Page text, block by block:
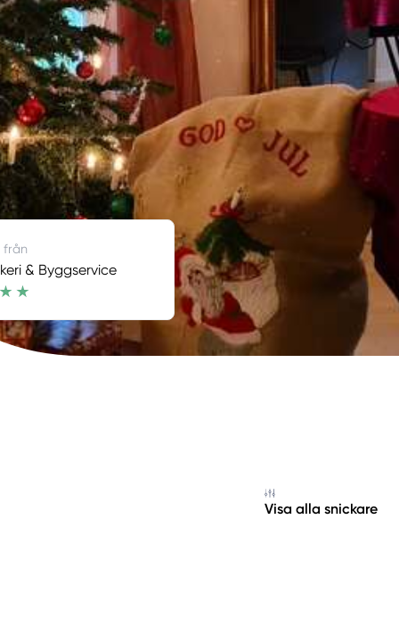
från
& Byggservice
Visa alla snickare